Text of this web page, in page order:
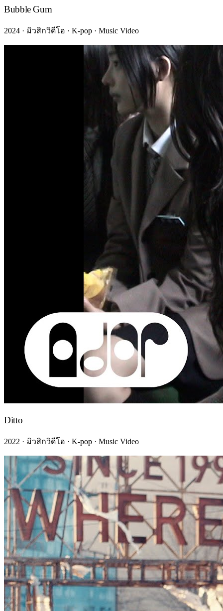
Bubble Gum
2024 · มิวสิกวิดีโอ · K-pop · Music Video
Ditto
2022 · มิวสิกวิดีโอ · K-pop · Music Video